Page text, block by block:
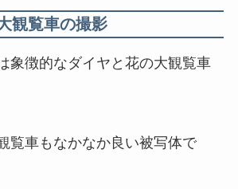
観覧車の撮影
象徴的なダイヤと花の大観覧車
覧車もなかなか良い被写体で